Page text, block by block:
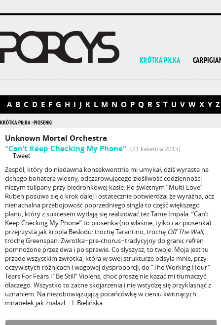
KRÓTKA PIŁKA
A B C D E F G H I J K L M N O P Q R S T U V W X Y Z
KRÓTKA PIŁKA - PIOSENKI
Unknown Mortal Orchestra
"Can’t Keep Checking My Phone" (21 kwietnia 2015)
Tweet
Zespół, który do niedawna konsekwentnie mi umykał, dziś wyrasta na
cichego bohatera wiosny, odczarowującego złośliwość codzienności
niczym tulipany przy biedronkowej kasie. Po świetnym ”Multi-Love”
Ruben posuwa się o krok dalej i ostatecznie potwierdza, że wyraźna, acz
nienachalna przebojowość poprzedniego singla to część większego
planu, który z sukcesem wydają się realizować też Tame Impala. ”Can’t
Keep Checking My Phone” to piosenka (no właśnie, tylko i aż piosenka)
przejrzysta jak kropla Beskidu: trochę Tarantino, trochę Off The Wall,
trochę Greenspan. Zwrotka−pre-chorus−tradycyjny do granic refren
pomnożone przez dwa i po sprawie. Co słyszysz, to twoje. Moja jest tu
przede wszystkim zwrotka, która w swej strukturze odsyła mnie, przy
oczywistych różnicach i wagowej dysproporcji, do ”The Working Hour”
Tears For Fears i ”Be Still” Violens, choć proszę nie kazać mi tłumaczyć
dlaczego. Wszystko to zacne skojarzenia i nie wstydzę się przyklasnąć z
uznaniem. Na niezobowiązującą potańcówkę w cieniu kwitnących
mirabelek jak znalazł.−L.Bielińska